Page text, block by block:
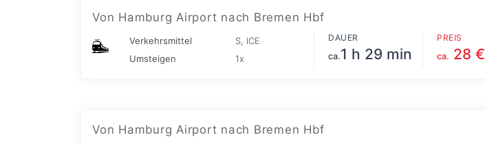
Von Hamburg Airport nach Bremen Hbf
Verkehrsmittel
S, ICE
Umsteigen
1x
DAUER
ca.1 h 29 min
PREIS
ca. 28 €
Von Hamburg Airport nach Bremen Hbf